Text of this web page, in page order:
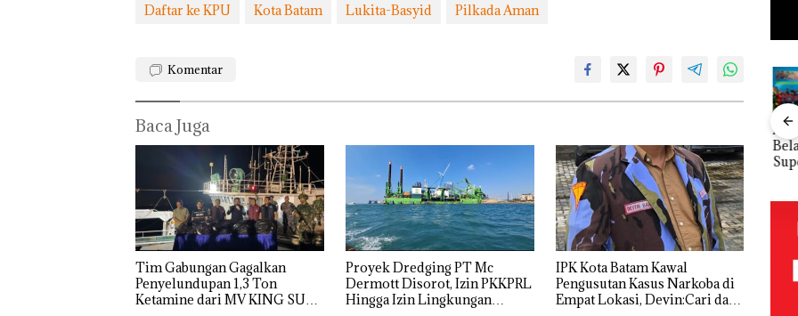
Daftar ke KPU Kota Batam Lukita-Basyid Pilkada Aman
Komentar
Baca Juga
Tim Gabungan Gagalkan
Penyelundupan 1,3 Ton
Ketamine dari MV KING SUN
Proyek Dredging PT Mc
Dermott Disorot, Izin PKKPRL
Hingga Izin Lingkungan
IPK Kota Batam Kawal
Pengusutan Kasus Narkoba di
Empat Lokasi, Devin:Cari dan
Aksi Kocak
Belasan
Superhero
Bertanding
Bulu Tangkis
di Mapolda
Kepri,
Sambut HUT
RI Ke-81
Gabungan
Gagalkan
Penyelundup
an 1,3 Ton
Ketamine
dari MV
KING SUN
di Perairan
Diamankan
Akibat Nekat
Simpan Vape
Berisi
Narkoba
dalam
Kulkas,
Kapolsek:
Diedarkan
dengan
Harga 2,5
Natuna
Tetapkan
Kades Selaut
Nonaktif
sebagai
Tersangka
Korupsi
APBDes,
Negara Rugi
Rp533 Juta
Semangat
Kemerdekaa
n dengan
“Flavours of
Nusantara”
di Grand
Mercure
Batam
Centre
Lahan 600
Meter
Persegi di
Kampung
Bugis,
Diduga
Dipicu
Pembakaran
Sampah
di
RI